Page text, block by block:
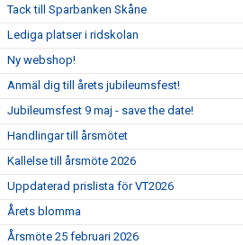
Tack till Sparbanken Skåne
Lediga platser i ridskolan
Ny webshop!
Anmäl dig till årets jubileumsfest!
Jubileumsfest 9 maj - save the date!
Handlingar till årsmötet
Kallelse till årsmöte 2026
Uppdaterad prislista för VT2026
Årets blomma
Årsmöte 25 februari 2026